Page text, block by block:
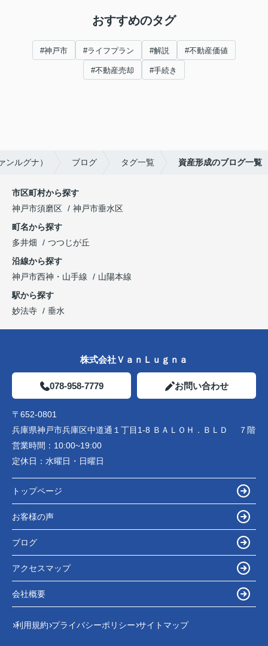
おすすめのタグ
#神戸市 #ライフプラン #解説 #不動産価値
#不動産売却 #手続き
ルグナ） ブログ タグ一覧 資産形成のブログ一覧
市区町村から探す
神戸市須磨区
神戸市垂水区
町名から探す
多井畑
つつじが丘
沿線から探す
神戸市西神・山手線
山陽本線
駅から探す
妙法寺
垂水
株式会社ＶａｎＬｕｇｎａ
078-958-7779 お問い合わせ
〒652-0801
兵庫県神戸市兵庫区中道通１丁目1-8 ＢＡＬＯＨ．ＢＬＤ ７階
営業時間： 10:00~19:00
定休日： 水曜日・日曜日
トップページ
お客様の声
ブログ
アクセスマップ
会社概要
利用規約 プライバシーポリシー サイトマップ